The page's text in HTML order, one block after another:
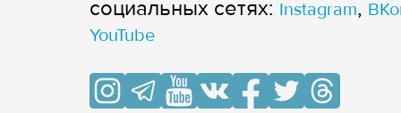
cоциальных сетях: Instagram,
YouTube